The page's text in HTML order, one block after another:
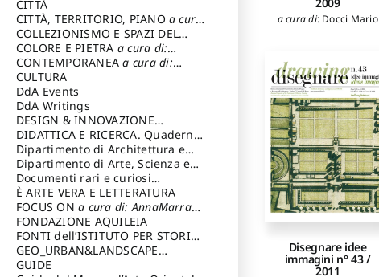
a cura di: Docci Mario
Disegnare idee
immagini n° 43 /
2011
cura di: Di Carpegna Falconieri
Tommaso
CITTÀ
CITTÀ, TERRITORIO, PIANO a cura
di: Imbesi Giuseppe
COLLEZIONISMO E SPAZI DEL
COLLEZIONISMO a cura di:
Magnani Lauro
COLORE E PIETRA a cura di:
Selvaggi Giuseppe
CONTEMPORANEAa cura di:
Gubinelli Luna
CULTURA
DdA Events
DdA Writings
DESIGN & INNOVAZIONE
TECNOLOGICAa cura di: Vallicelli
Andrea
DIDATTICA E RICERCA. Quaderni
della Scuola
Dipartimento di Architettura e
Analisi della Città Mediterranea
Dipartimento di Arte, Scienza e
Tecnica del Costuire
Documenti rari e curiosi
dall'Archivio Segreto
È ARTE VERA E LETTERATURA
FOCUS ONa cura di: AnnaMarra
Contemporanea
FONDAZIONE AQUILEIA
FONTI dell’ISTITUTO PER STORIA
DEL RISORGIMENTO
GEO_URBAN&LANDSCAPE
PLANNING (GULP)
GUIDE